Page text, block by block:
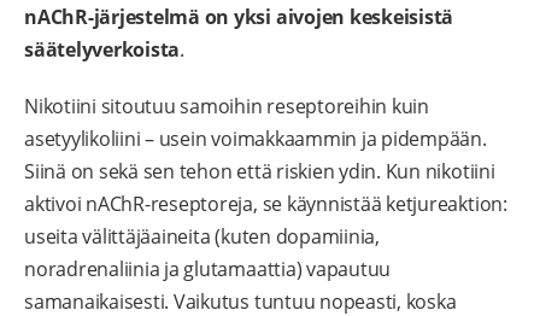
nAChR-järjestelmä on yksi aivojen keskeisistä
säätelyverkoista.
Nikotiini sitoutuu samoihin reseptoreihin kuin
asetyylikoliini – usein voimakkaammin ja pidempään.
Siinä on sekä sen tehon että riskien ydin. Kun nikotiini
aktivoi nAChR-reseptoreja, se käynnistää ketjureaktion:
useita välittäjäaineita (kuten dopamiinia,
noradrenaliinia ja glutamaattia) vapautuu
samanaikaisesti. Vaikutus tuntuu nopeasti, koska